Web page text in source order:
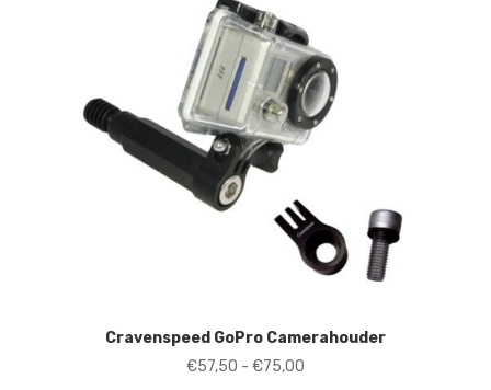
Cravenspeed GoPro Camerahouder
€57,50 - €75,00